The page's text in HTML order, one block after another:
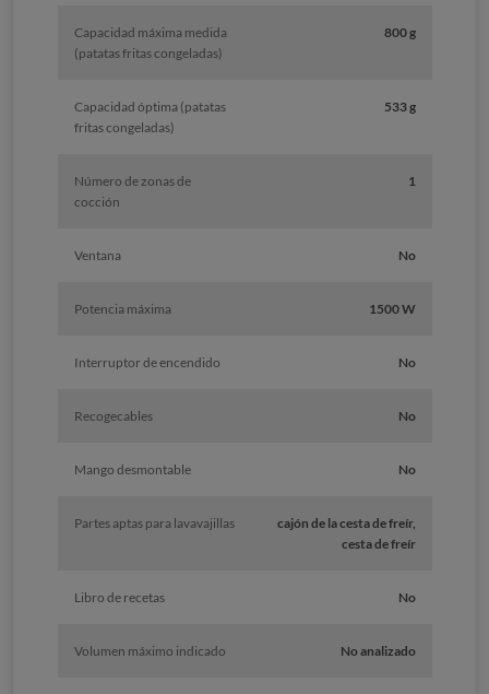
Capacidad máxima medida
(patatas fritas congeladas)
800 g
Capacidad óptima (patatas
fritas congeladas)
533 g
Número de zonas de
cocción
1
Ventana No
Potencia máxima 1500 W
Interruptor de encendido No
Recogecables No
Mango desmontable No
Partes aptas para lavavajillas
cajón de la cesta de freír,
cesta de freír
Libro de recetas No
Volumen máximo indicado No analizado